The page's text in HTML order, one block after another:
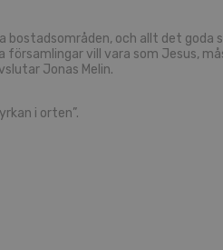
och allt det
vill vara som Jesus,
Jonas Melin.
i orten”.